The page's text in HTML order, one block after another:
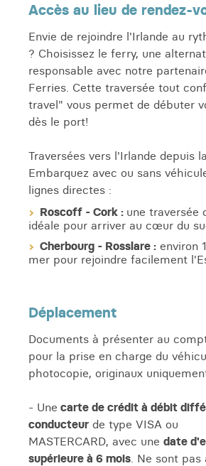
Accès au lieu de rendez-
Envie de rejoindre l'Irlande au
? Choisissez le ferry, une
responsable avec notre
Ferries. Cette traversée tout
travel" vous permet de débuter
dès le port!
Traversées vers l'Irlande depuis
Embarquez avec ou sans
lignes directes :
Roscoff - Cork : une traversée
idéale pour arriver au cœur du
Cherbourg - Rosslare : environ
mer pour rejoindre facilement
Déplacement
Documents à présenter au
pour la prise en charge du
photocopie, originaux
- Une carte de crédit à débit
conducteur de type VISA ou
MASTERCARD, avec une date
supérieure à 6 mois. Ne sont